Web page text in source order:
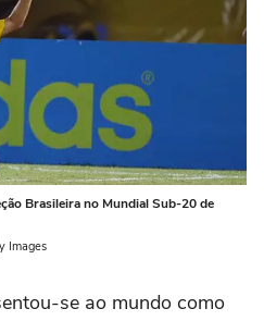
Brasileira no Mundial Sub-20 de
Images
se ao mundo como